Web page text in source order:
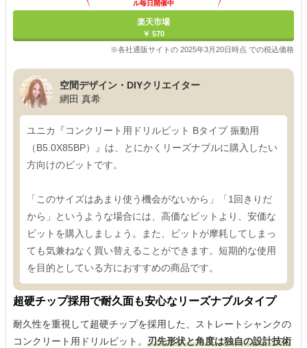
ル毎日開催中
楽天市場
￥ 570
※各社通販サイトの 2025年3月20日時点 での税込価格
空間デザイン・DIYクリエイター
網田 真希
ユニカ『コンクリート用ドリルビット Bタイプ 振動用
（B5.0X85BP）』は、とにかくリーズナブルに購入したい
方向けのビットです。
「このサイズはあまり使う機会がないから」「1回きりだ
から」というような場合には、高価なビットより、安価な
ビットを購入しましょう。また、ビットが摩耗してしまっ
ても気兼ねなく買い替えることができます。短期的な使用
を目的としている方におすすめの商品です。
超硬チップ採用で耐久面も安心なリーズナブルタイプ
耐久性を重視して超硬チップを採用した、ストレートシャンクの
コンクリート用ドリルビット。 刃先形状と角度は独自の設計技術